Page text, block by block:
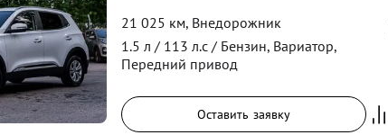
21 025 км, Внедорожник
1.5 л / 113 л.с / Бензин, Вариатор,
Передний привод
Оставить заявку